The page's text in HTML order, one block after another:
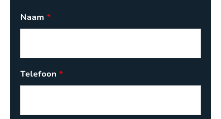
Naam *
Telefoon *